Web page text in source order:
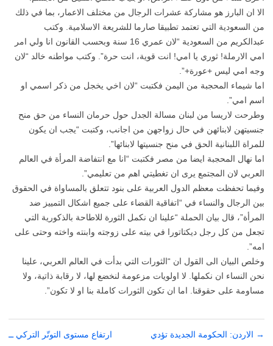
الا ان البارز هو مشاركة عشرات الرجال من مختلف الاعمار، بما في ذلك
من السعودية التي تعتمد تطبيقا صارما للشريعة الاسلامية. وكتب
عبدالكريم من السعودية “لان عمري 16 سنة وبحسب القانون انا ولي امر
امي الارملة! ثوري يا امي! انت قوية، انت حرة”. وكتب مواطنه خالد “لان
وجه امي ليس +عورة+”.
اما شيماء المحجبة من اليمن فكتبت “لان اخي يخجل من ذكر اسمي او
اسم امي”.
وطرحت لاريسا من لبنان مسالة الجدل حول حرمان النساء من حق منح
جنسيتهن لابنائهن في حال زواجهن من اجانب، وكتبت “يجب ان يكون
للمراة اللبنانية الحق في منح جنسيتها لابنائها”.
اما نهال المحجبة ايضا من مصر فكتبت “انا مع انتفاضة المرأة في العالم
العربي لان المجتمع يرى ان تغطيتي اهم من تعليمي”.
وفيما تحفظت معظم الدول العربية على بنود تتعلق بالمساواة في الحقوق
بين الرجال والنساء في “اتفاقية القضاء على جميع اشكال التمييز ضد
المرأة”، قال بيان الحملة “علينا ان نكمل الثورة للاطاحة بالذكورية التي
تجعل من كل رجل ديكتاتورا في بيته على زوجته وابنته واخته وحتى على
امه”.
وخلص البيان الى القول ان “الثورات التي بدأت في العالم العربي، علينا
نحن النساء ان نكملها. لا اولويات مزعومة لنخضع لها، لا رقابة ذاتية، ولا
مساومة على حقوقنا. اما ان تكون الثورات كاملة بنا او لا تكون”.
تصفّح
→ الاردن: الحكومة الجديدة تؤدي
ارتفاع مستوى التوتّر التركي ــ